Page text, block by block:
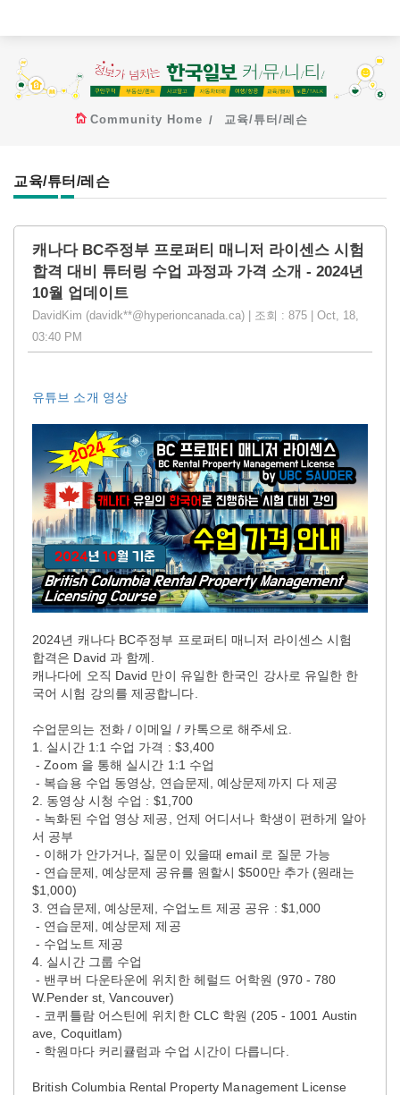
Community Home 교육/튜터/레슨
교육/튜터/레슨
캐나다 BC주정부 프로퍼티 매니저 라이센스 시험
합격 대비 튜터링 수업 과정과 가격 소개 - 2024년
10월 업데이트
DavidKim (davidk**@hyperioncanada.ca) | 조회 : 875 | Oct, 18,
03:40 PM
유튜브 소개 영상
2024년 캐나다 BC주정부 프로퍼티 매니저 라이센스 시험
합격은 David 과 함께.
캐나다에 오직 David 만이 유일한 한국인 강사로 유일한 한
국어 시험 강의를 제공합니다.
수업문의는 전화 / 이메일 / 카톡으로 해주세요.
1. 실시간 1:1 수업 가격 : $3,400
- Zoom 을 통해 실시간 1:1 수업
- 복습용 수업 동영상, 연습문제, 예상문제까지 다 제공
2. 동영상 시청 수업 : $1,700
- 녹화된 수업 영상 제공, 언제 어디서나 학생이 편하게 알아
서 공부
- 이해가 안가거나, 질문이 있을때 email 로 질문 가능
- 연습문제, 예상문제 공유를 원할시 $500만 추가 (원래는
$1,000)
3. 연습문제, 예상문제, 수업노트 제공 공유 : $1,000
- 연습문제, 예상문제 제공
- 수업노트 제공
4. 실시간 그룹 수업
- 밴쿠버 다운타운에 위치한 헤럴드 어학원 (970 - 780
W.Pender st, Vancouver)
- 코퀴틀람 어스틴에 위치한 CLC 학원 (205 - 1001 Austin
ave, Coquitlam)
- 학원마다 커리큘럼과 수업 시간이 다릅니다.
British Columbia Rental Property Management License